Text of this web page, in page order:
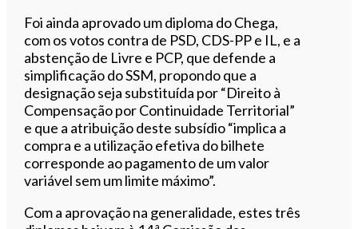
Foi ainda aprovado um diploma do Chega,
com os votos contra de PSD, CDS-PP e IL, e a
abstenção de Livre e PCP, que defende a
simplificação do SSM, propondo que a
designação seja substituída por “Direito à
Compensação por Continuidade Territorial”
e que a atribuição deste subsídio “implica a
compra e a utilização efetiva do bilhete
corresponde ao pagamento de um valor
variável sem um limite máximo”.
Com a aprovação na generalidade, estes três